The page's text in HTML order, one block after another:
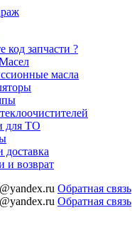
код запчасти ?
масла
для ТО
доставка
и возврат
Обратная связь
Обратная связь